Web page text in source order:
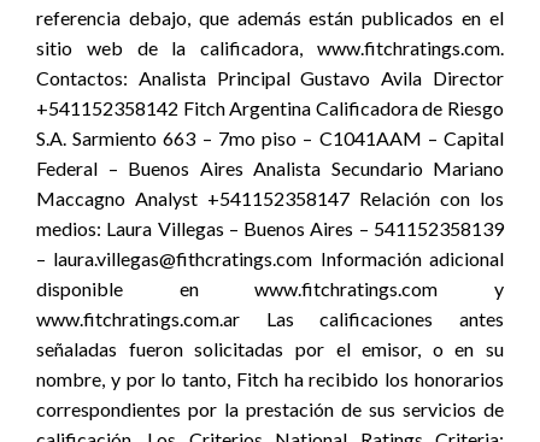
referencia debajo, que además están publicados en el
sitio web de la calificadora, www.fitchratings.com.
Contactos: Analista Principal Gustavo Avila Director
+541152358142 Fitch Argentina Calificadora de Riesgo
S.A. Sarmiento 663 – 7mo piso – C1041AAM – Capital
Federal – Buenos Aires Analista Secundario Mariano
Maccagno Analyst +541152358147 Relación con los
medios: Laura Villegas – Buenos Aires – 541152358139
– laura.villegas@fithcratings.com Información adicional
disponible en www.fitchratings.com y
www.fitchratings.com.ar Las calificaciones antes
señaladas fueron solicitadas por el emisor, o en su
nombre, y por lo tanto, Fitch ha recibido los honorarios
correspondientes por la prestación de sus servicios de